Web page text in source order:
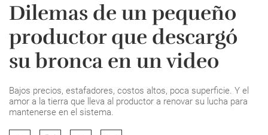
Dilemas de un pequeño
productor que descargó
su bronca en un video
Bajos precios, estafadores, costos altos, poca superficie. Y el
amor a la tierra que lleva al productor a renovar su lucha para
mantenerse en el sistema.